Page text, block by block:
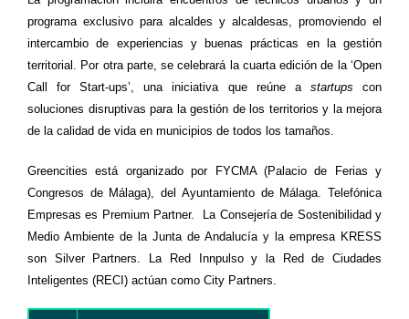
programa exclusivo para alcaldes y alcaldesas, promoviendo el
intercambio de experiencias y buenas prácticas en la gestión
territorial. Por otra parte, se celebrará la cuarta edición de la ‘Open
Call for Start-ups’, una iniciativa que reúne a startups con
soluciones disruptivas para la gestión de los territorios y la mejora
de la calidad de vida en municipios de todos los tamaños.
Greencities está organizado por FYCMA (Palacio de Ferias y
Congresos de Málaga), del Ayuntamiento de Málaga. Telefónica
Empresas es Premium Partner. La Consejería de Sostenibilidad y
Medio Ambiente de la Junta de Andalucía y la empresa KRESS
son Silver Partners. La Red Innpulso y la Red de Ciudades
Inteligentes (RECI) actúan como City Partners.